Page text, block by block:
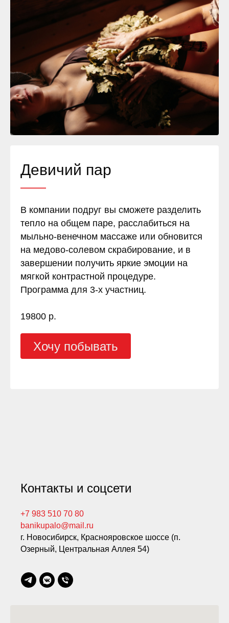
Девичий пар
В компании подруг вы сможете разделить
тепло на общем паре, расслабиться на
мыльно-венечном массаже или обновится
на медово-солевом скрабирование, и в
завершении получить яркие эмоции на
мягкой контрастной процедуре.
Программа для 3-х участниц.
19800 р.
Хочу побывать
Контакты и соцсети
+7 983 510 70 80
banikupalo@mail.ru
г. Новосибирск, Краснояровское шоссе (п.
Озерный, Центральная Аллея 54)